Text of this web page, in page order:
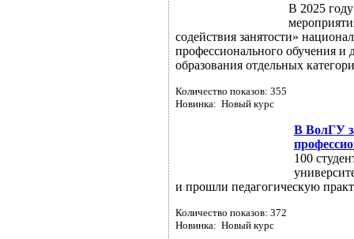
В 2025
содействия занятости»
профессионального обучения и
образования отдельных
Количество показов: 355
Новинка: Новый курс
В ВолГУ
100
и прошли педагогическую
Количество показов: 372
Новинка: Новый курс